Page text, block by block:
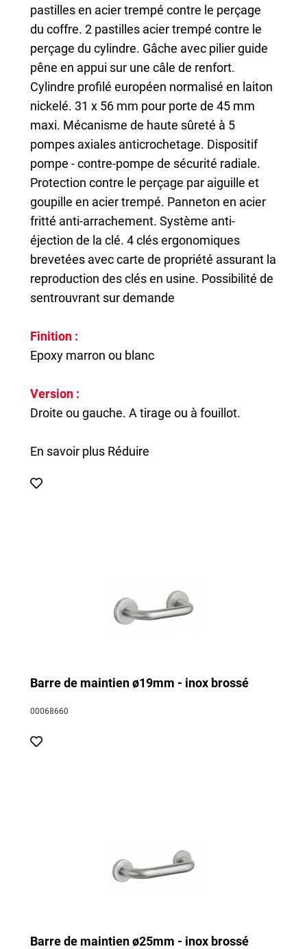
pastilles en acier trempé contre le perçage
du coffre. 2 pastilles acier trempé contre le
perçage du cylindre. Gâche avec pilier guide
pêne en appui sur une câle de renfort.
Cylindre profilé européen normalisé en laiton
nickelé. 31 x 56 mm pour porte de 45 mm
maxi. Mécanisme de haute sûreté à 5
pompes axiales anticrochetage. Dispositif
pompe - contre-pompe de sécurité radiale.
Protection contre le perçage par aiguille et
goupille en acier trempé. Panneton en acier
fritté anti-arrachement. Système anti-
éjection de la clé. 4 clés ergonomiques
brevetées avec carte de propriété assurant la
reproduction des clés en usine. Possibilité de
sentrouvrant sur demande
Finition :
Epoxy marron ou blanc
Version :
Droite ou gauche. A tirage ou à fouillot.
En savoir plus Réduire
Barre de maintien ø19mm - inox brossé
00068660
Barre de maintien ø25mm - inox brossé